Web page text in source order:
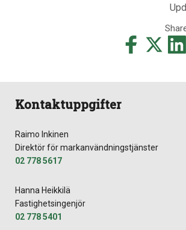
Share
Share
Kontaktuppgifter
Raimo Inkinen
Direktör för markanvändningstjänster
02 778 5617
Hanna Heikkilä
Fastighetsingenjör
02 778 5401